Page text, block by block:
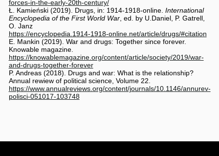
forces-in-the-early-20th-century/
Ł. Kamieński (2019). Drugs, in: 1914-1918-online. International
Encyclopedia of the First World War, ed. by U.Daniel, P. Gatrell,
O. Janz
https://encyclopedia.1914-1918-online.net/article/drugs/#citation
E. Mankin (2019). War and drugs: Together since forever.
Knowable magazine.
https://knowablemagazine.org/content/article/society/2019/war-
and-drugs-together-forever
P. Andreas (2018). Drugs and war: What is the relationship?
Annual rewiew of political science, Volume 22.
https://www.annualreviews.org/content/journals/10.1146/annurev-
polisci-051017-103748